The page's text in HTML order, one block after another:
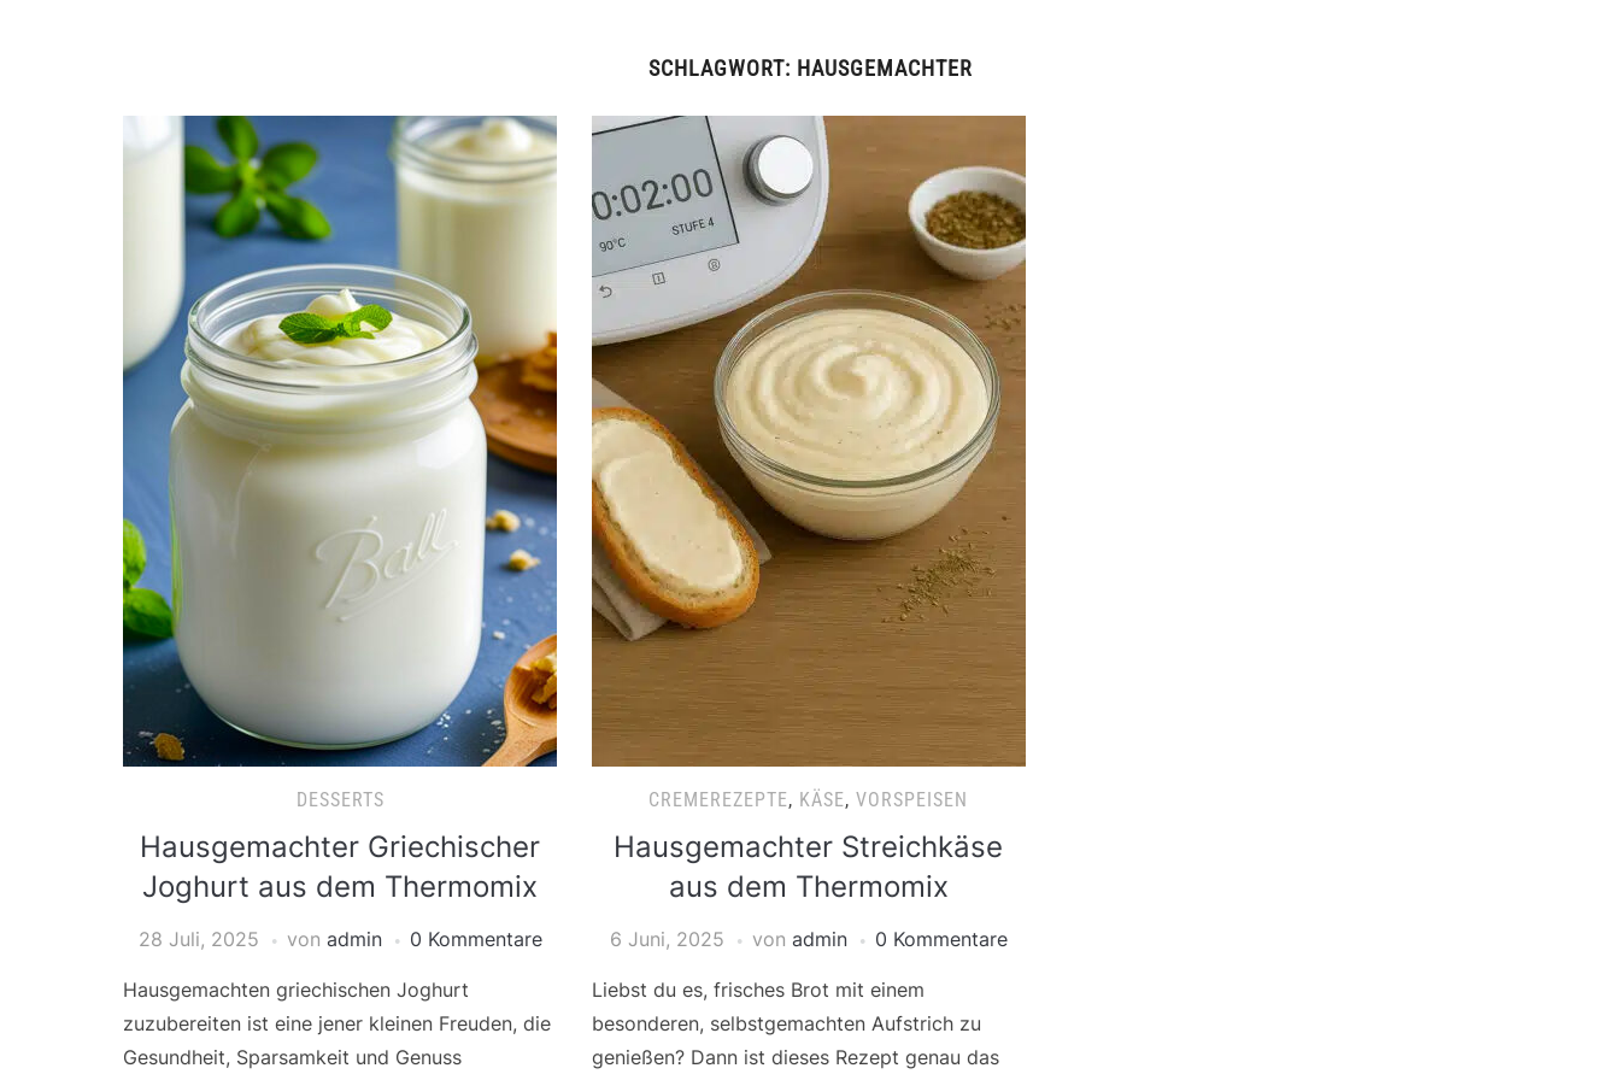
SCHLAGWORT: HAUSGEMACHTER
DESSERTS
Hausgemachter Griechischer
Joghurt aus dem Thermomix
28 Juli, 2025 von admin 0 Kommentare
Hausgemachten griechischen Joghurt
zuzubereiten ist eine jener kleinen Freuden, die
Gesundheit, Sparsamkeit und Genuss
CREMEREZEPTE, KÄSE,VORSPEISEN
Hausgemachter Streichkäse
aus dem Thermomix
6 Juni, 2025 von admin 0 Kommentare
Liebst du es, frisches Brot mit einem
besonderen, selbstgemachten Aufstrich zu
genießen? Dann ist dieses Rezept genau das